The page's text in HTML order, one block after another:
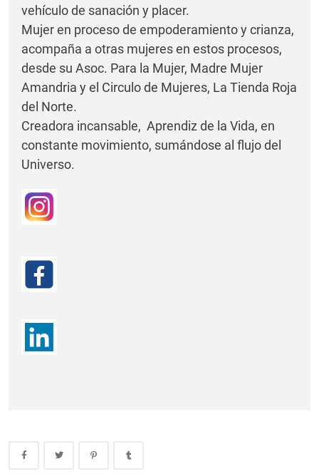
vehículo de sanación y placer.
Mujer en proceso de empoderamiento y crianza,
acompaña a otras mujeres en estos procesos,
desde su Asoc. Para la Mujer, Madre Mujer
Amandria y el Circulo de Mujeres, La Tienda Roja
del Norte.
Creadora incansable, Aprendiz de la Vida, en
constante movimiento, sumándose al flujo del
Universo.